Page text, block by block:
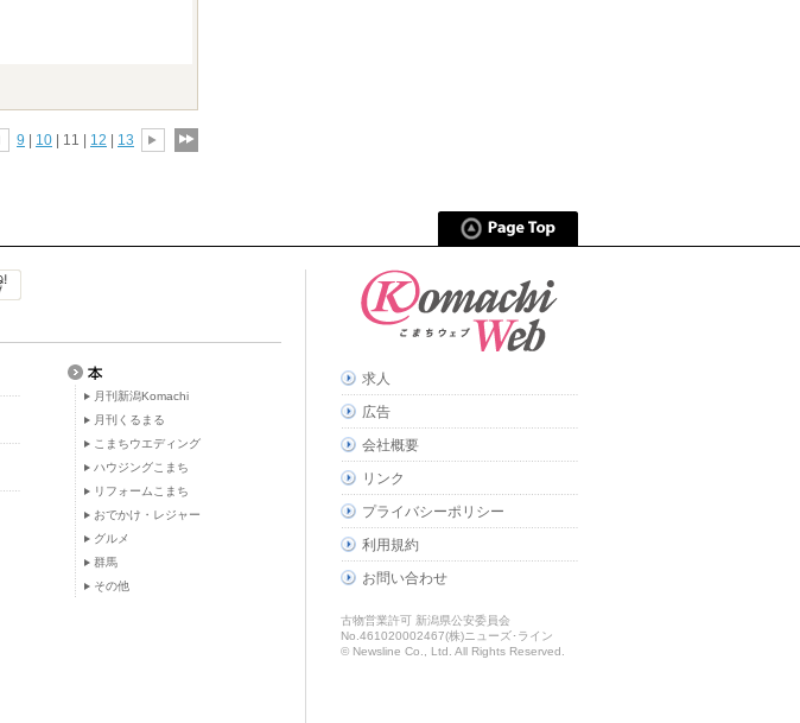
9 10 | 11 | 12 13
月刊新潟Komachi
月刊くるまる
こまちウエディング
ハウジングこまち
リフォームこまち
おでかけ・レジャー
グルメ
群馬
その他
求人
広告
会社概要
リンク
プライバシーポリシー
利用規約
お問い合わせ
古物営業許可 新潟県公安委員会
No.461020002467(株)ニューズ･ライン
© Newsline Co., Ltd. All Rights Reserved.